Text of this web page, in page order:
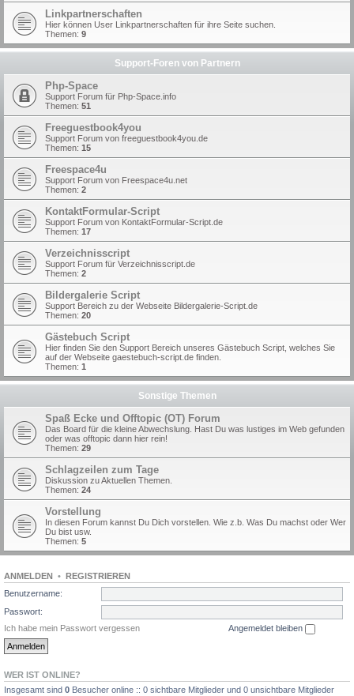
Linkpartnerschaften
Hier können User Linkpartnerschaften für ihre Seite suchen.
Themen: 9
Support-Foren von Partnern
Php-Space
Support Forum für Php-Space.info
Themen: 51
Freeguestbook4you
Support Forum von freeguestbook4you.de
Themen: 15
Freespace4u
Support Forum von Freespace4u.net
Themen: 2
KontaktFormular-Script
Support Forum von KontaktFormular-Script.de
Themen: 17
Verzeichnisscript
Support Forum für Verzeichnisscript.de
Themen: 2
Bildergalerie Script
Support Bereich zu der Webseite Bildergalerie-Script.de
Themen: 20
Gästebuch Script
Hier finden Sie den Support Bereich unseres Gästebuch Script, welches Sie
auf der Webseite gaestebuch-script.de finden.
Themen: 1
Sonstige Themen
Spaß Ecke und Offtopic (OT) Forum
Das Board für die kleine Abwechslung. Hast Du was lustiges im Web gefunden
oder was offtopic dann hier rein!
Themen: 29
Schlagzeilen zum Tage
Diskussion zu Aktuellen Themen.
Themen: 24
Vorstellung
In diesen Forum kannst Du Dich vorstellen. Wie z.b. Was Du machst oder Wer
Du bist usw.
Themen: 5
ANMELDEN • REGISTRIEREN
Benutzername:
Passwort:
Ich habe mein Passwort vergessen
Angemeldet bleiben
WER IST ONLINE?
Insgesamt sind 0 Besucher online :: 0 sichtbare Mitglieder und 0 unsichtbare Mitglieder